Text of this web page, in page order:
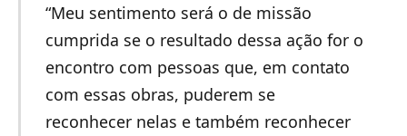
“Meu sentimento será o de missão
cumprida se o resultado dessa ação for o
encontro com pessoas que, em contato
com essas obras, puderem se
reconhecer nelas e também reconhecer